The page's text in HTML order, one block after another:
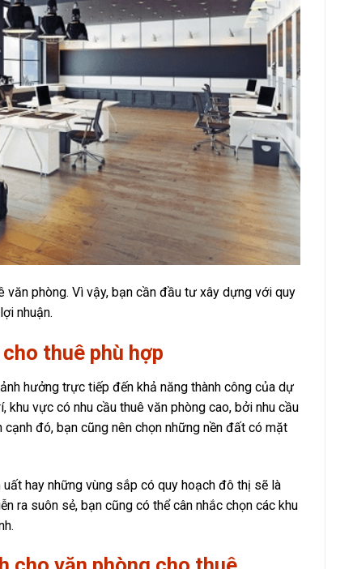
phòng. Vì vậy, bạn cần đầu tư xây dựng với quy
nhuận.
thuê phù hợp
hưởng trực tiếp đến khả năng thành công của dự
vực có nhu cầu thuê văn phòng cao, bởi nhu cầu
đó, bạn cũng nên chọn những nền đất có mặt
hay những vùng sắp có quy hoạch đô thị sẽ là
ra suôn sẻ, bạn cũng có thể cân nhắc chọn các khu